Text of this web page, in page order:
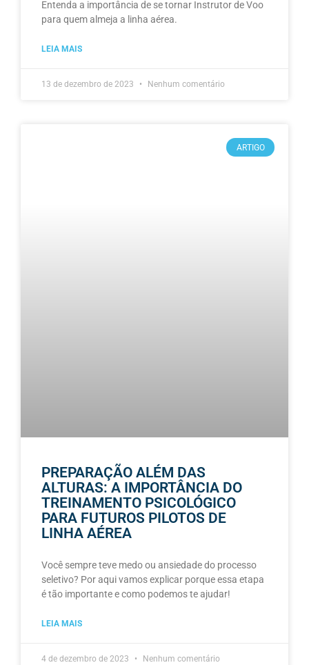
Entenda a importância de se tornar Instrutor de Voo
para quem almeja a linha aérea.
LEIA MAIS
13 de dezembro de 2023 Nenhum comentário
ARTIGO
PREPARAÇÃO ALÉM DAS
ALTURAS: A IMPORTÂNCIA DO
TREINAMENTO PSICOLÓGICO
PARA FUTUROS PILOTOS DE
LINHA AÉREA
Você sempre teve medo ou ansiedade do processo
seletivo? Por aqui vamos explicar porque essa etapa
é tão importante e como podemos te ajudar!
LEIA MAIS
4 de dezembro de 2023 Nenhum comentário